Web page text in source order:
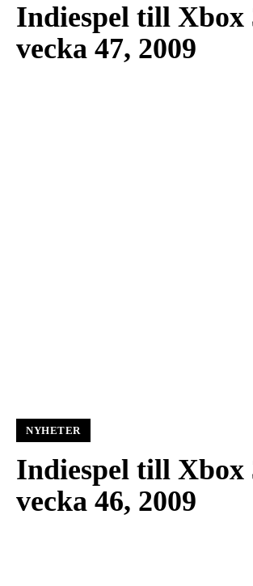
Indiespel till Xbox
vecka 47, 2009
NYHETER
Indiespel till Xbox
vecka 46, 2009